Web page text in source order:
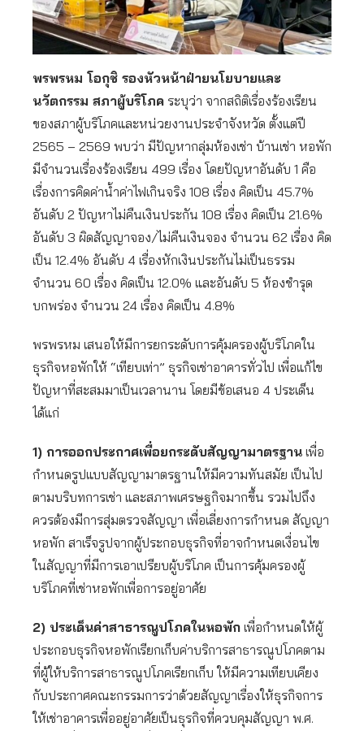
พรพรหม โอกุชิ รองหัวหน้าฝ่ายนโยบายและ
นวัตกรรม สภาผู้บริโภค ระบุว่า จากสถิติเรื่องร้องเรียน
ของสภาผู้บริโภคและหน่วยงานประจำจังหวัด ตั้งแต่ปี
2565 – 2569 พบว่า มีปัญหากลุ่มห้องเช่า บ้านเช่า หอพัก
มีจำนวนเรื่องร้องเรียน 499 เรื่อง โดยปัญหาอันดับ 1 คือ
เรื่องการคิดค่าน้ำค่าไฟเกินจริง 108 เรื่อง คิดเป็น 45.7%
อันดับ 2 ปัญหาไม่คืนเงินประกัน 108 เรื่อง คิดเป็น 21.6%
อันดับ 3 ผิดสัญญาจอง/ไม่คืนเงินจอง จำนวน 62 เรื่อง คิด
เป็น 12.4% อันดับ 4 เรื่องหักเงินประกันไม่เป็นธรรม
จำนวน 60 เรื่อง คิดเป็น 12.0% และอันดับ 5 ห้องชำรุด
บกพร่อง จำนวน 24 เรื่อง คิดเป็น 4.8%
พรพรหม เสนอให้มีการยกระดับการคุ้มครองผู้บริโภคใน
ธุรกิจหอพักให้ “เทียบเท่า” ธุรกิจเช่าอาคารทั่วไป เพื่อแก้ไข
ปัญหาที่สะสมมาเป็นเวลานาน โดยมีข้อเสนอ 4 ประเด็น
ได้แก่
1) การออกประกาศเพื่อยกระดับสัญญามาตรฐาน เพื่อ
กำหนดรูปแบบสัญญามาตรฐานให้มีความทันสมัย เป็นไป
ตามบริบทการเช่า และสภาพเศรษฐกิจมากขึ้น รวมไปถึง
ควรต้องมีการสุ่มตรวจสัญญา เพื่อเลี่ยงการกำหนด สัญญา
หอพัก สาเร็จรูปจากผู้ประกอบธุรกิจที่อาจกำหนดเงื่อนไข
ในสัญญาที่มีการเอาเปรียบผู้บริโภค เป็นการคุ้มครองผู้
บริโภคที่เช่าหอพักเพื่อการอยู่อาศัย
2) ประเด็นค่าสาธารณูปโภคในหอพัก เพื่อกำหนดให้ผู้
ประกอบธุรกิจหอพักเรียกเก็บค่าบริการสาธารณูปโภคตาม
ที่ผู้ให้บริการสาธารณูปโภคเรียกเก็บ ให้มีความเทียบเคียง
กับประกาศคณะกรรมการว่าด้วยสัญญาเรื่องให้ธุรกิจการ
ให้เช่าอาคารเพื่ออยู่อาศัยเป็นธุรกิจที่ควบคุมสัญญา พ.ศ.